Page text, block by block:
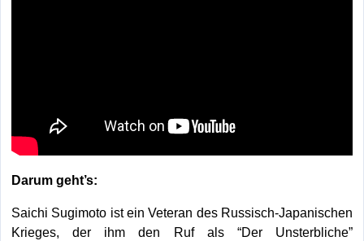
Darum geht’s:
Saichi Sugimoto ist ein Veteran des Russisch-Japanischen
Krieges, der ihm den Ruf als “Der Unsterbliche”